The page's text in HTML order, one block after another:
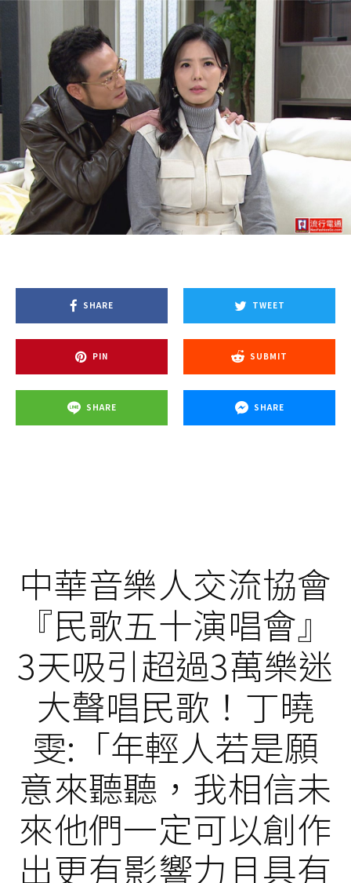
SHARE TWEET
PIN SUBMIT
SHARE SHARE
中華音樂人交流協會
『民歌五十演唱會』
3天吸引超過3萬樂迷
大聲唱民歌！丁曉
雯:「年輕人若是願
意來聽聽，我相信未
來他們一定可以創作
出更有影響力且具有